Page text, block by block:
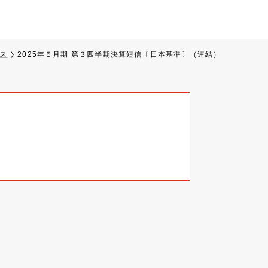
2025年５月期 第３四半期決算短信〔日本基準〕（連結）